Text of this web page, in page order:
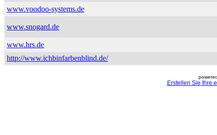
www.voodoo-systems.de
www.snogard.de
www.hrs.de
http://www.ichbinfarbenblind.de/
Erstellen Sie Ihre